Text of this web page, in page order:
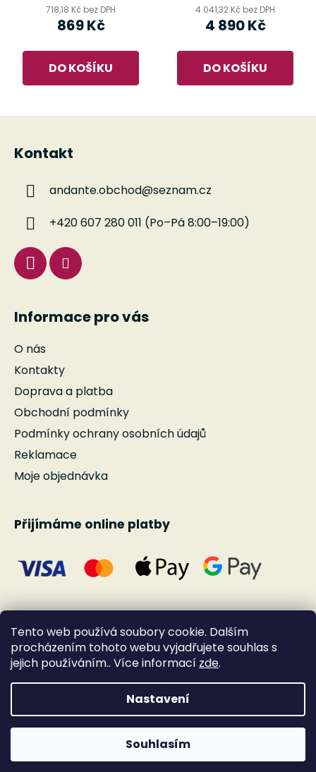
Tento web používá soubory cookie. Dalším
procházením tohoto webu vyjadřujete souhlas s
jejich používáním.. Více informací zde.
Nastavení
Souhlasím
718,18 Kč bez DPH
869 Kč
DO KOŠÍKU
4 041,32 Kč bez DPH
4 890 Kč
DO KOŠÍKU
Z
Kontakt
andante.obchod@seznam.cz
+420 607 280 011 (Po–Pá 8:00–19:00)
Informace pro vás
O nás
Kontakty
Doprava a platba
Obchodní podmínky
Podmínky ochrany osobních údajů
Reklamace
Moje objednávka
Přijímáme online platby
Vytvořil Shoptet
Copyright 2026Andante. Všechna práva
vyhrazena.